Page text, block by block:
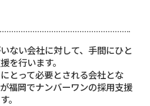
ない会社に対して、手間にひと
を行います。
とって必要とされる会社とな
福岡でナンバーワンの採用支援
。